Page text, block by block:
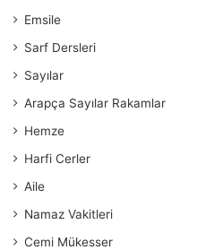
Emsile
Sarf Dersleri
Sayılar
Arapça Sayılar Rakamlar
Hemze
Harfi Cerler
Aile
Namaz Vakitleri
Cemi Mükesser